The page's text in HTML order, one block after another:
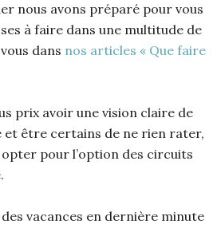
nous avons préparé pour vous
à faire dans une multitude de
dans nos articles « Que faire
prix avoir une vision claire de
et être certains de ne rien rater,
pour l’option des circuits
vacances en dernière minute